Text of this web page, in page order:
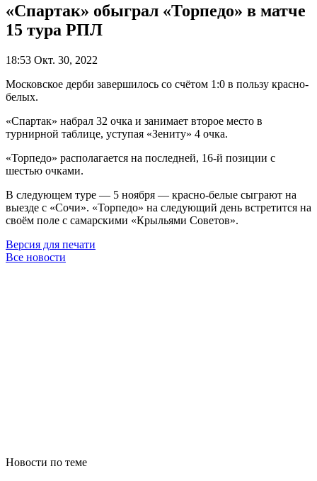
«Спартак» обыграл «Торпедо» в матче
15 тура РПЛ
18:53 Окт. 30, 2022
Московское дерби завершилось со счётом 1:0 в пользу красно-
белых.
«Спартак» набрал 32 очка и занимает второе место в
турнирной таблице, уступая «Зениту» 4 очка.
«Торпедо» располагается на последней, 16-й позиции с
шестью очками.
В следующем туре — 5 ноября — красно-белые сыграют на
выезде с «Сочи». «Торпедо» на следующий день встретится на
своём поле с самарскими «Крыльями Советов».
Версия для печати
Все новости
Новости по теме